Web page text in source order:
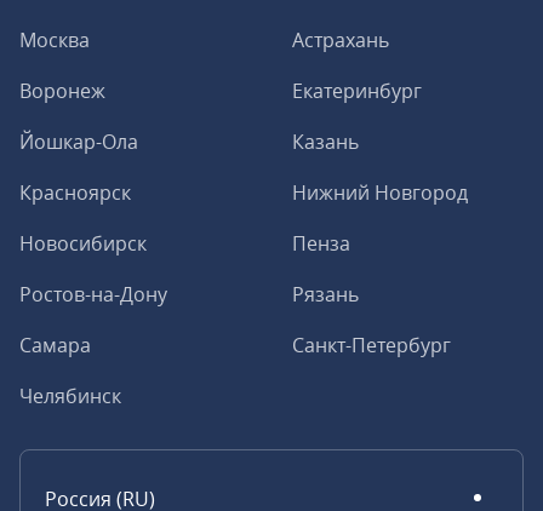
Москва
Астрахань
Воронеж
Екатеринбург
Йошкар-Ола
Казань
Красноярск
Нижний Новгород
Новосибирск
Пенза
Ростов-на-Дону
Рязань
Самара
Санкт-Петербург
Челябинск
Россия (RU)